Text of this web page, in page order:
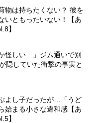
物は持ちたくない？ 彼を
いともったいない！【あ
】
怪しい…」ジム通いで別
隠していた衝撃の事実と
よし子だったが…「うど
始まる小さな違和感【あ
】